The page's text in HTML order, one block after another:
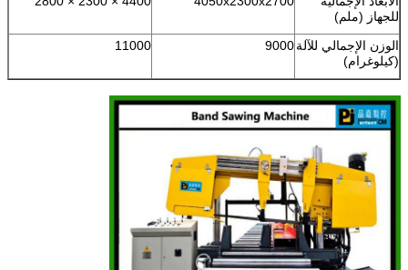
للجهاز (ملم)
الوزن الإجمالي للآلة
(كيلوغرام)
9000
11000